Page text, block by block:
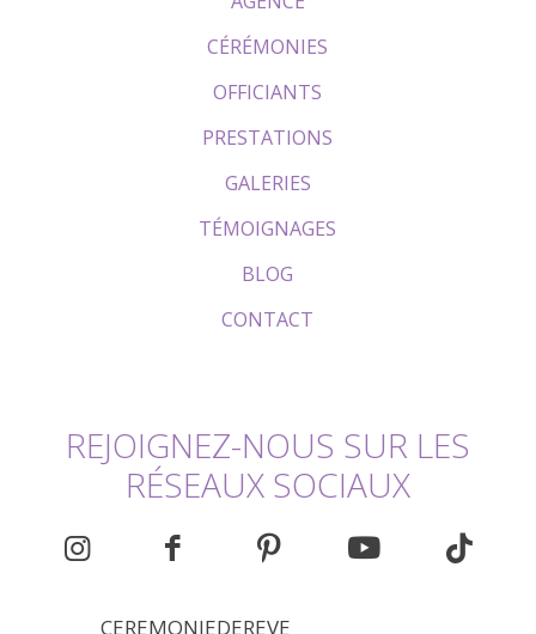
CÉRÉMONIES
OFFICIANTS
PRESTATIONS
GALERIES
TÉMOIGNAGES
BLOG
CONTACT
REJOIGNEZ-NOUS SUR LES
RÉSEAUX SOCIAUX
CEREMONIEDEREVE